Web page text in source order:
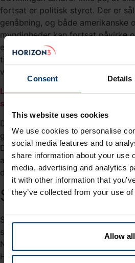
Consent Details
This website uses cookies
We use cookies to personalise
social media features and to
share information about your use
media, advertising and analytics
it with other information that
they’ve collected from your use
Allow all
fortsat er politisk styret. Der er
genåbning, og både amerikanske
myndigheder kan fortsat påvirke
efterspørgsel. Alligevel er
til – ikke mindst set i lyset af de
vores investoropdatering fra
Læs også: USA åbner for
scenarierne for Nvidia
De givne oplysninger i dette
generel service og orientering til
De skal ikke ses som en
aktier i de omtalte virksomheder.
disclaimerher.
Status på Kina-
Som situationen ser ud nu,
scenarie med kontrolleret adgang
Nvidia kan i udgangspunktet
H200 GPU’er til en snæver